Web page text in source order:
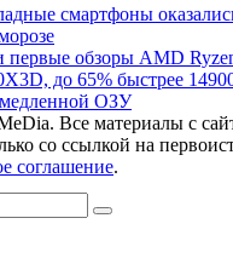
смартфоны
обзоры AMD
до 65% быстрее
медленной ОЗУ
Все материалы с
со ссылкой на
соглашение.
Search